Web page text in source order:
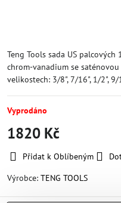
Teng Tools sada US
chrom-vanadium se
velikostech: 3/8", 7/16", 1/2",
Vyprodáno
1820 Kč
Přidat k Oblíbeným
Výrobce: TENG TOOLS